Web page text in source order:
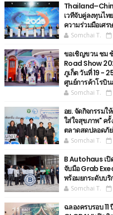
เวทีจับคู่ลงทุนไ
ความร่วมมือเศ
Somchai T.
ขอเชิญขวน ชม
Road Show
ภูเก็ต วันที่ 19 -
ศูนย์การค้าโรบิ
Somchai T.
อย. จัดกิจกรรมใ
ใส่ใจสุขภาพ" ค
ตลาดสดปลอดภัย
Somchai T.
B Autohaus เ
จับมือ Grab
พร้อมยกระดับบ
Somchai T.
ฉลองครบรอบ 11